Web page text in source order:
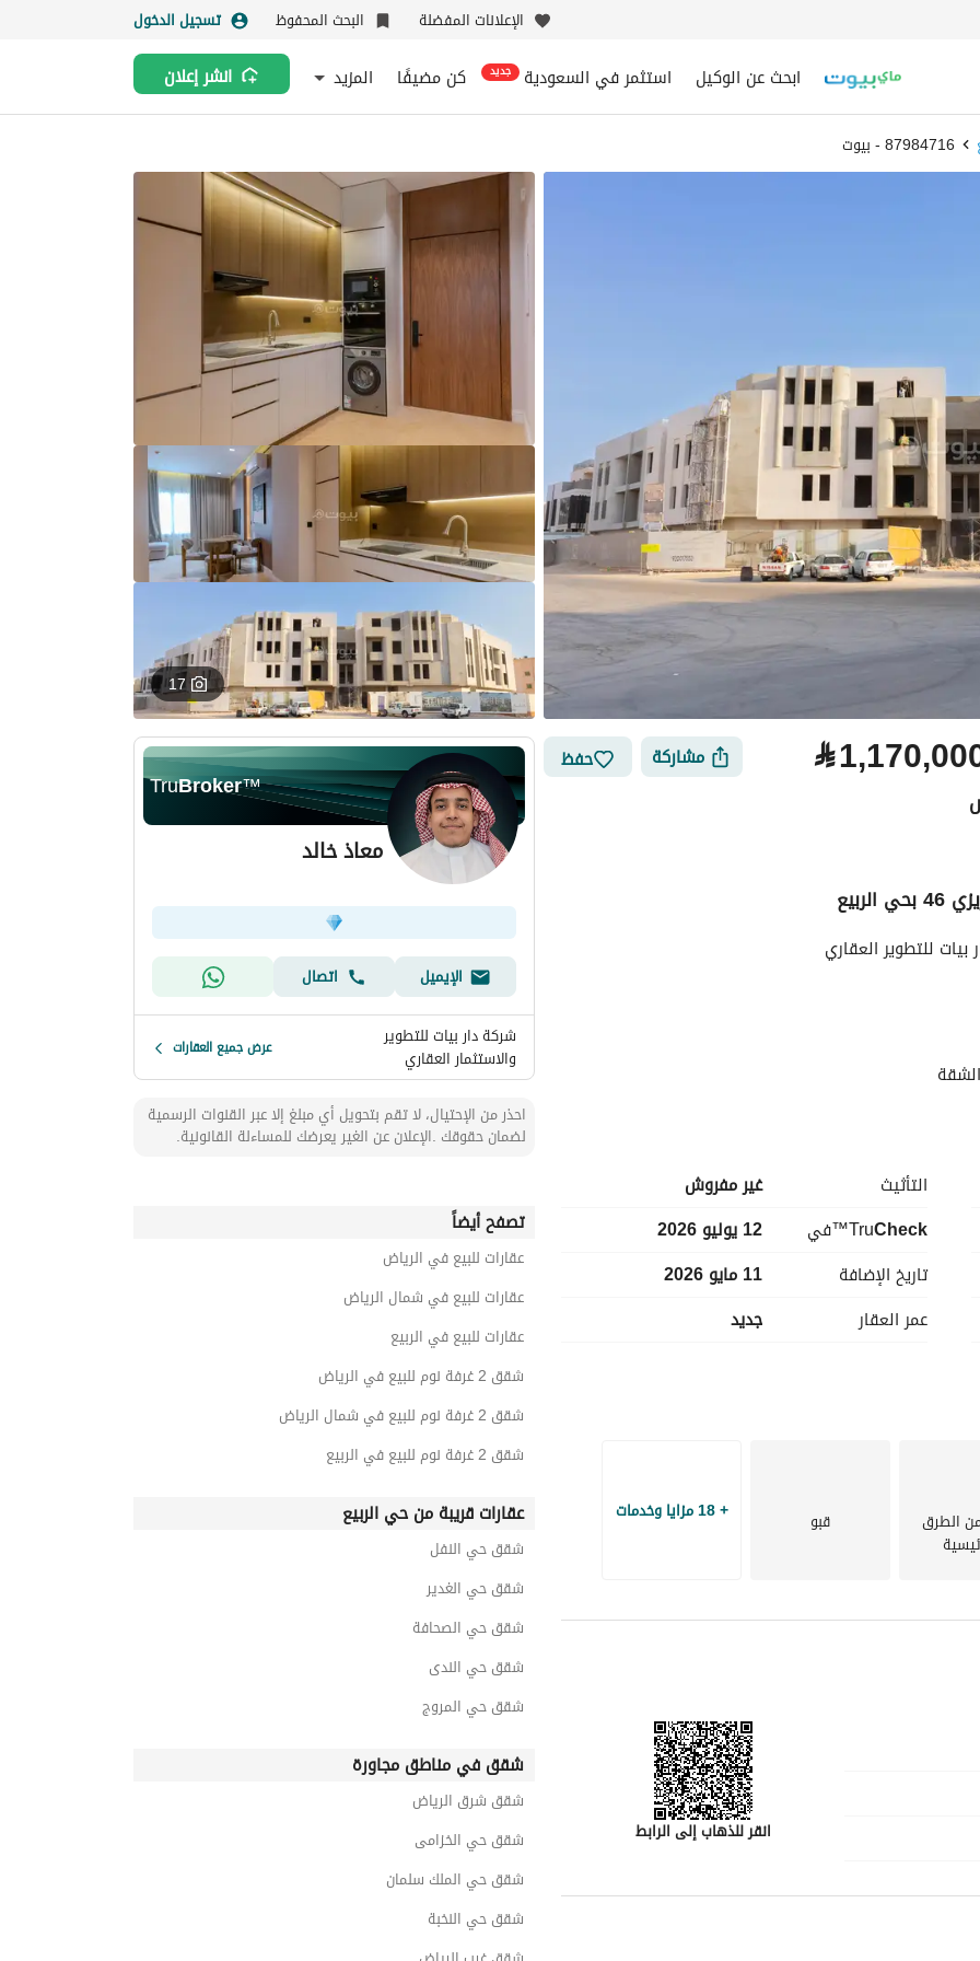
الإعلانات المفضلة البحث المحفوظ تسجيل الدخول
ابحث عن الوكيل استثمر في السعودية جديد كن مضيفًا المزيد انشر إعلان
87984716 - بيوت
17
⃁ مشاركة حفظ
الموقع والأماكن القريبة
مختلفة وبمساحات خارجية
طريق الغطغط مع طريق أبي معاذ الأنصاري
شاء الله
التأثيث
غير مفروش
™TruCheck في
12 يوليو 2026
تاريخ الإضافة
11 مايو 2026
عمر العقار
جديد
الطرق قبو + 18 مزايا وخدمات
انقر للذهاب إلى الرابط
TruBroker™
معاذ خالد
الإيميل
اتصال
شركة دار بيات للتطوير
والاستثمار العقاري عرض جميع العقارات
احذر من الإحتيال، لا تقم بتحويل أي مبلغ إلا عبر القنوات الرسمية
لضمان حقوقك .الإعلان عن الغير يعرضك للمساءلة القانونية.
تصفح أيضاً
عقارات للبيع في الرياض
عقارات للبيع في شمال الرياض
عقارات للبيع في الربيع
شقق 2 غرفة نوم للبيع في الرياض
شقق 2 غرفة نوم للبيع في شمال الرياض
شقق 2 غرفة نوم للبيع في الربيع
عقارات قريبة من حي الربيع
شقق حي النفل
شقق حي الغدير
شقق حي الصحافة
شقق حي الندى
شقق حي المروج
شقق في مناطق مجاورة
شقق شرق الرياض
شقق حي الخزامى
شقق حي الملك سلمان
شقق حي النخبة